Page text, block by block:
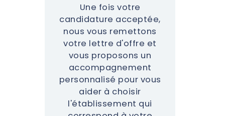
Une fois votre
candidature acceptée,
nous vous remettons
votre lettre d'offre et
vous proposons un
accompagnement
personnalisé pour vous
aider à choisir
l'établissement qui